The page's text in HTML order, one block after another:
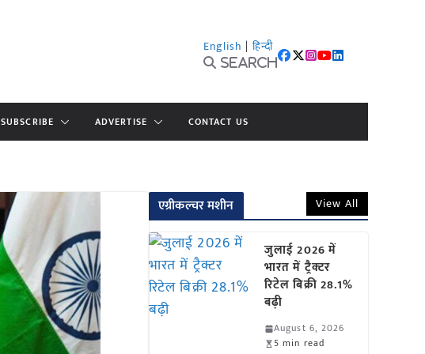
English | हिन्दी
Search
SUBSCRIBE ADVERTISE CONTACT US
एग्रीकल्चर मशीन View All
जुलाई 2026 में
भारत में ट्रैक्टर
रिटेल बिक्री 28.1%
बढ़ी
August 6, 2026
5 min read